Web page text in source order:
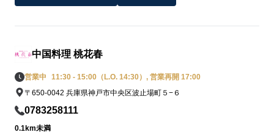
中国料理 桃花春
営業中
11:30 - 15:00（L.O. 14:30）, 営業再開 17:00
〒650-0042 兵庫県神戸市中央区波止場町５−６
0783258111
0.1km未満